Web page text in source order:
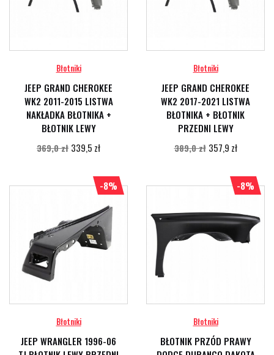
Błotniki
JEEP GRAND CHEROKEE
WK2 2011-2015 LISTWA
NAKŁADKA BŁOTNIKA +
BŁOTNIK LEWY
369,0 zł 339,5 zł
Błotniki
JEEP GRAND CHEROKEE
WK2 2017-2021 LISTWA
BŁOTNIKA + BŁOTNIK
PRZEDNI LEWY
389,0 zł 357,9 zł
Błotniki
JEEP WRANGLER 1996-06
-8%
Błotniki
BŁOTNIK PRZÓD PRAWY
-8%